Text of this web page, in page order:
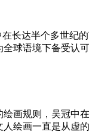
长达半个多世
球语境下备受认
画规则，吴冠
绘画一直是从